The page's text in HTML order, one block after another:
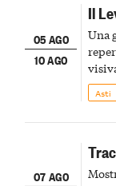
05 AGO
10 AGO
Il
Una
della
Asti
07 AGO